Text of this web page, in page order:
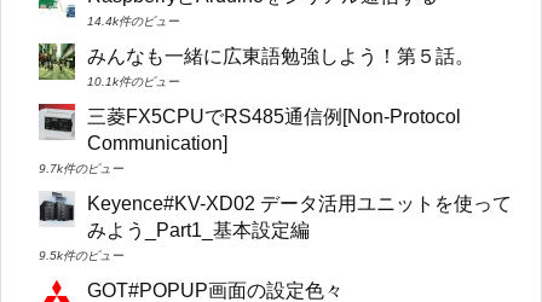
14.4k件のビュー
みんなも一緒に広東語勉強しよう！第５話。
10.1k件のビュー
三菱FX5CPUでRS485通信例[Non-Protocol
Communication]
9.7k件のビュー
Keyence#KV-XD02 データ活用ユニットを使って
みよう_Part1_基本設定編
9.5k件のビュー
GOT#POPUP画面の設定色々